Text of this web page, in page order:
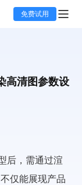
免费试用
高清图参数设
后，需通过渲
仅能展现产品